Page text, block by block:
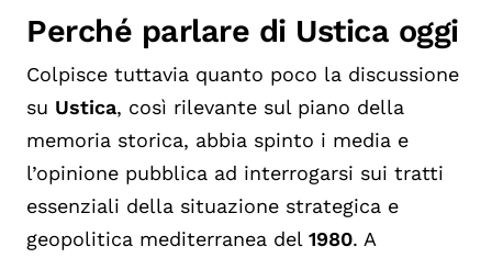
Perché parlare di Ustica oggi
Colpisce tuttavia quanto poco la discussione
su Ustica, così rilevante sul piano della
memoria storica, abbia spinto i media e
l’opinione pubblica ad interrogarsi sui tratti
essenziali della situazione strategica e
geopolitica mediterranea del 1980. A